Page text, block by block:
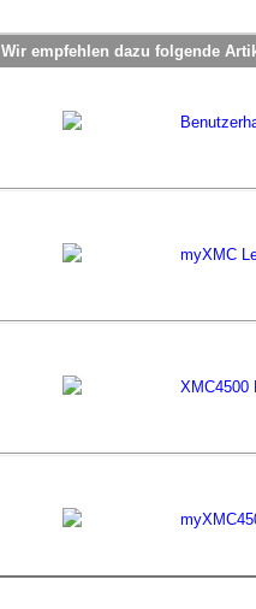
Wir empfehlen dazu folgende
myXMC
XMC4500